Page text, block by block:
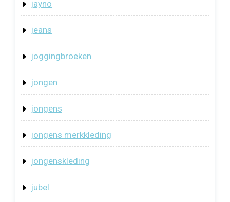
jayno
jeans
joggingbroeken
jongen
jongens
jongens merkkleding
jongenskleding
jubel